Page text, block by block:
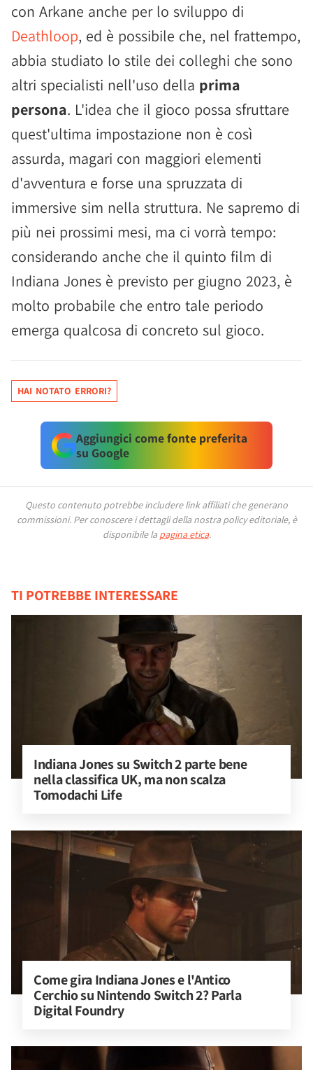
con Arkane anche per lo sviluppo di
Deathloop, ed è possibile che, nel frattempo,
abbia studiato lo stile dei colleghi che sono
altri specialisti nell'uso della prima
persona. L'idea che il gioco possa sfruttare
quest'ultima impostazione non è così
assurda, magari con maggiori elementi
d'avventura e forse una spruzzata di
immersive sim nella struttura. Ne sapremo di
più nei prossimi mesi, ma ci vorrà tempo:
considerando anche che il quinto film di
Indiana Jones è previsto per giugno 2023, è
molto probabile che entro tale periodo
emerga qualcosa di concreto sul gioco.
HAI NOTATO ERRORI?
Aggiungici come fonte preferita
su Google
Questo contenuto potrebbe includere link affiliati che generano
commissioni. Per conoscere i dettagli della nostra policy editoriale, è
disponibile la pagina etica.
TI POTREBBE INTERESSARE
Indiana Jones su Switch 2 parte bene
nella classifica UK, ma non scalza
Tomodachi Life
Come gira Indiana Jones e l'Antico
Cerchio su Nintendo Switch 2? Parla
Digital Foundry